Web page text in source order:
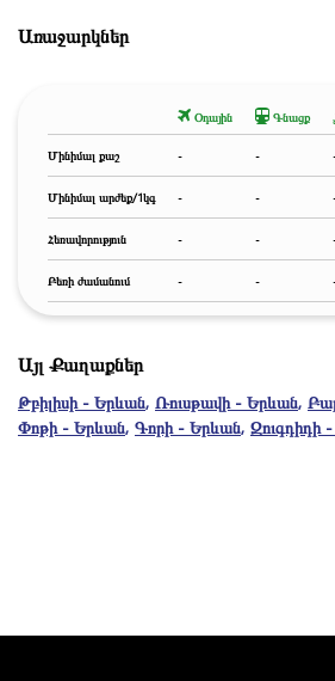
Առաջարկներ
Օդային Գնացք
Մինիմալ քաշ - -
Մինիմալ արժեք/1կգ - -
Հեռավորություն - -
Բեռի ժամանում - -
Այլ Քաղաքներ
Թբիլիսի - Երևան, Ռուսթավի - Երևան,
Փոթի - Երևան, Գորի - Երևան, Զուգդիդի